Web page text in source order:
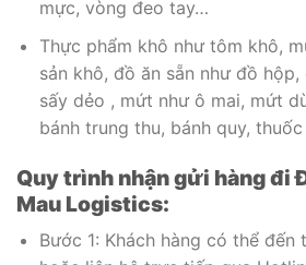
mực, vòng đeo tay…
Thực phẩm khô như tôm khô,
sản khô, đồ ăn sẵn như đồ
sấy dẻo , mứt như ô mai, mứt
bánh trung thu, bánh quy,
Quy trình nhận gửi hàng đi
Mau Logistics:
Bước 1: Khách hàng có thể